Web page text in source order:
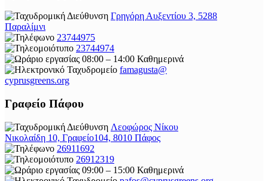
Γρηγόρη Αυξεντίου 3, 5288
Παραλίμνι
23744975
23744974
08:00 – 14:00 Καθημερινά
famagusta@
cyprusgreens.org
Γραφείο Πάφου
Λεοφώρος Νίκου
Νικολαίδη 10, Γραφείο104, 8010 Πάφος
26911692
26912319
09:00 – 15:00 Καθημερινά